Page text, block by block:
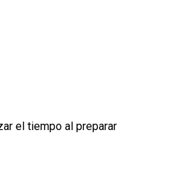
el tiempo al preparar